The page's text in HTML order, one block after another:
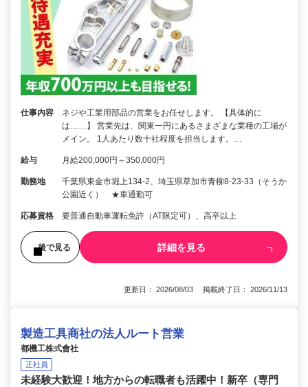
仕事内容
ネジや工業用部品の営業をお任せします。 【具体的に
は……】 営業先は、関東一円にあるさまざまな業種の工場が
メイン。 1人あたり数十社程度を担当します。…
給与 月給200,000円～350,000円
勤務地
千葉県東金市堀上134-2、埼玉県草加市青柳8-23-33（そうか
公園近く） ★車通勤可
応募資格 要普通自動車運転免許（AT限定可）、高卒以上
後で見る 詳細を見る
更新日： 2026/08/03 掲載終了日： 2026/11/13
製造工具商社の法人ルート営業
都機工株式會社
正社員
未経験大歓迎！地方からの転職者も活躍中！新卒（専門